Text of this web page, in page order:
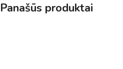
Panašūs produktai